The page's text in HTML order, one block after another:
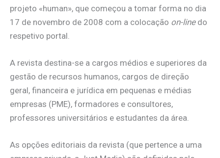
projeto «human», que começou a tomar forma no dia
17 de novembro de 2008 com a colocação on-linedo
respetivo portal.
A revista destina-se a cargos médios e superiores da
gestão de recursos humanos, cargos de direção
geral, financeira e jurídica em pequenas e médias
empresas (PME), formadores e consultores,
professores universitários e estudantes da área.
As opções editoriais da revista (que pertence a uma